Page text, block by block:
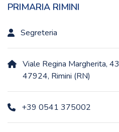
PRIMARIA RIMINI
Segreteria
Viale Regina Margherita, 43
47924, Rimini (RN)
+39 0541 375002